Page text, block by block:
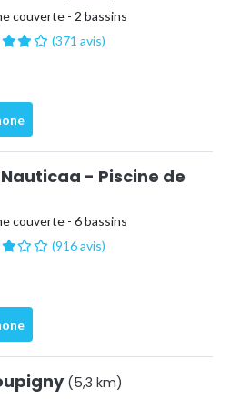
couverte - 2 bassins
(371 avis)
- Piscine de
couverte - 6 bassins
(916 avis)
(5,3 km)